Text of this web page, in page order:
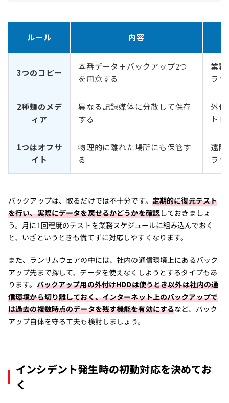
ルール 内容
3つのコピー
本番データ＋バックアップ2つ
を用意する
業
ラウ
2種類のメデ
ィア
異なる記録媒体に分散して保存
する
外付
ト
1つはオフサ
イト
物理的に離れた場所にも保管す
る
遠
ラウ
バックアップは、取るだけでは不十分です。 定期的に復元テスト
を行い、実際にデータを戻せるかどうかを確認しておきましょ
う。月に1回程度のテストを業務スケジュールに組み込んでおく
と、いざというときも慌てずに対応しやすくなります。
また、ランサムウェアの中には、社内の通信環境上にあるバック
アップ先まで探して、データを使えなくしようとするタイプもあ
ります。 バックアップ用の外付けHDDは使うとき以外は社内の通
信環境から切り離しておく、インターネット上のバックアップで
は過去の複数時点のデータを残す機能を有効にするなど、バック
アップ自体を守る工夫も検討しましょう。
インシデント発生時の初動対応を決めてお
く